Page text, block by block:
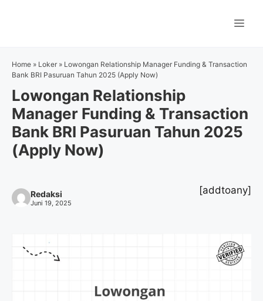
Home » Loker » Lowongan Relationship Manager Funding & Transaction
Bank BRI Pasuruan Tahun 2025 (Apply Now)
Lowongan Relationship
Manager Funding & Transaction
Bank BRI Pasuruan Tahun 2025
(Apply Now)
Redaksi
Juni 19, 2025
[addtoany]